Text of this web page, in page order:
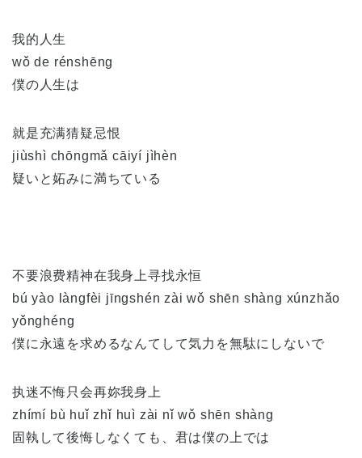
我的人生
wǒ de rénshēng
僕の人生は
就是充满猜疑忌恨
jiùshì chōngmǎ cāiyí jìhèn
疑いと妬みに満ちている
不要浪费精神在我身上寻找永恒
bú yào làngfèi jīngshén zài wǒ shēn shàng xúnzhǎo
yǒnghéng
僕に永遠を求めるなんてして気力を無駄にしないで
执迷不悔只会再妳我身上
zhímí bù huǐ zhǐ huì zài nǐ wǒ shēn shàng
固執して後悔しなくても、君は僕の上では